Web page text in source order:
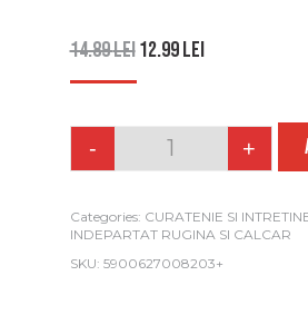
14.89lei12.99lei
Quantity
- +
Categories: CURATENIE SI
INDEPARTAT RUGINA SI CALCAR
SKU: 5900627008203+